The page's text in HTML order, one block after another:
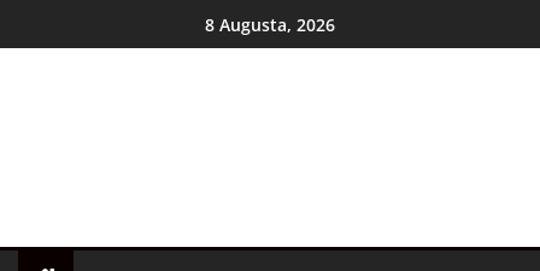
8 Augusta, 2026